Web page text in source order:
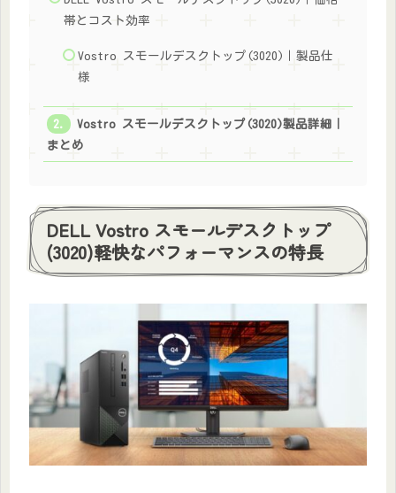
帯とコスト効率
Vostro スモールデスクトップ(3020)｜製品仕
様
Vostro スモールデスクトップ(3020)製品詳細｜
まとめ
DELL Vostro スモールデスクトップ
(3020)軽快なパフォーマンスの特長